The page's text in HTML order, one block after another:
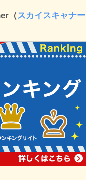
（ スカイスキャナー